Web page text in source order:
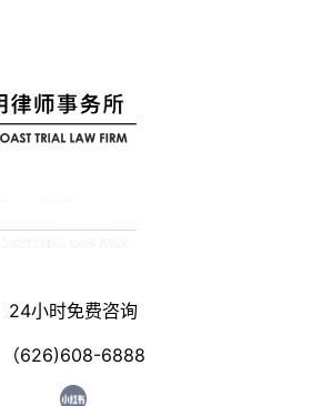
24小时免费咨询
（626)608-6888